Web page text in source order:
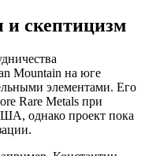
и скептицизм
Mountain на юге
элементами. Его
Rare Metals при
однако проект пока